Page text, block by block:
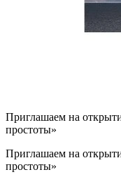
Приглашаем на
простоты»
Приглашаем на
простоты»